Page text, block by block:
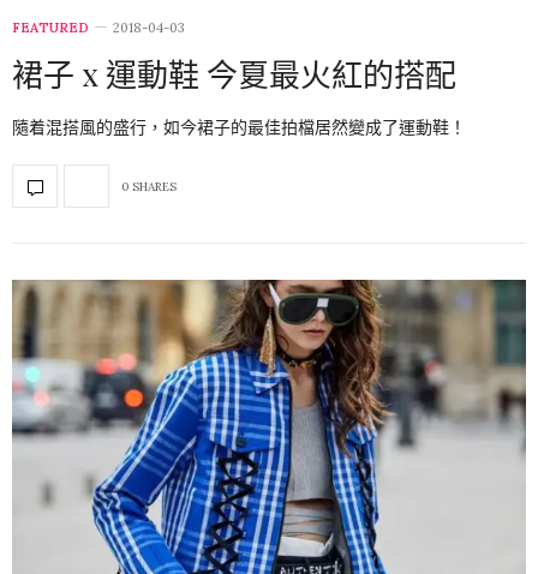
FEATURED 2018-04-03
裙子 x 運動鞋 今夏最火紅的搭配
隨着混搭風的盛行，如今裙子的最佳拍檔居然變成了運動鞋！
0 SHARES